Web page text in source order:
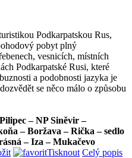
Podkarpatskou Rus,
pobyt plný
vesnicích, místních
Podkarpatské Rusi, které
a podobnosti jazyka je
se něco málo o způsobu
– NP Siněvir –
– Boržava – Rička – sedlo
– Iza – Mukačevo
Tisknout Celý popis